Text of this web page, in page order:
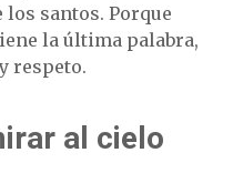
santos. Porque
la última palabra,
respeto.
al cielo